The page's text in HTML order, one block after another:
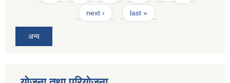
next › last »
अन्य